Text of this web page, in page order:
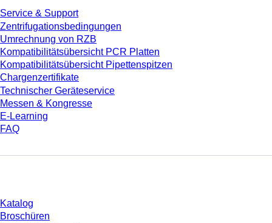
Service & Support
Zentrifugationsbedingungen
Umrechnung von RZB
Kompatibilitätsübersicht PCR Platten
Kompatibilitätsübersicht Pipettenspitzen
Chargenzertifikate
Technischer Geräteservice
Messen & Kongresse
E-Learning
FAQ
Katalog
Broschüren